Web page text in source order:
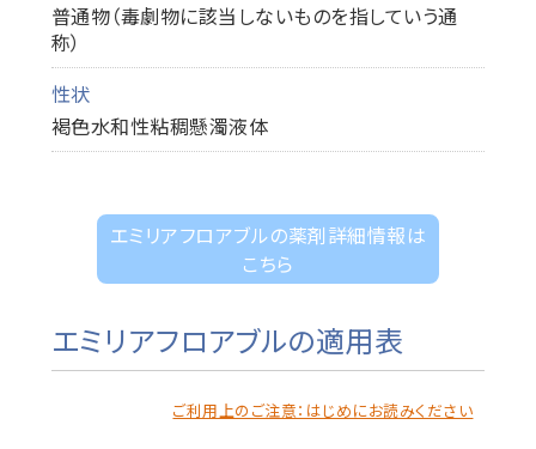
普通物（毒劇物に該当しないものを指していう通
称）
性状
褐色水和性粘稠懸濁液体
エミリアフロアブルの薬剤詳細情報は
こちら
エミリアフロアブルの適用表
ご利用上のご注意：はじめにお読みください